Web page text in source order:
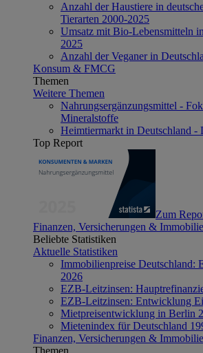
Anzahl der Haustiere in
Tierarten 2000-2025
Umsatz mit Bio-Lebensmitteln
2025
Anzahl der Veganer in
Konsum & FMCG
Themen
Weitere Themen
Nahrungsergänzungsmittel -
Mineralstoffe
Heimtiermarkt in Deutschland -
Top Report
Zum
Finanzen, Versicherungen &
Beliebte Statistiken
Aktuelle Statistiken
Immobilienpreise Deutschland:
2026
EZB-Leitzinsen:
EZB-Leitzinsen: Entwicklung
Mietpreisentwicklung in Berlin
Mietenindex für Deutschland
Finanzen, Versicherungen &
Themen